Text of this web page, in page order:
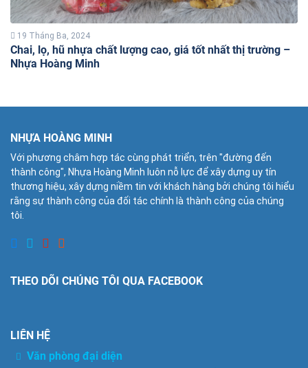
19 Tháng Ba, 2024
Chai, lọ, hũ nhựa chất lượng cao, giá tốt nhất thị trường –
Nhựa Hoàng Minh
NHỰA HOÀNG MINH
Với phương châm hợp tác cùng phát triển, trên "đường đến
thành công", Nhựa Hoàng Minh luôn nỗ lực để xây dựng uy tín
thương hiệu, xây dựng niềm tin với khách hàng bởi chúng tôi hiểu
rằng sự thành công của đối tác chính là thành công của chúng
tôi.
THEO DÕI CHÚNG TÔI QUA FACEBOOK
LIÊN HỆ
Văn phòng đại diện